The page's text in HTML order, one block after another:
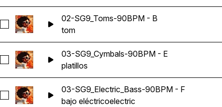
Seleccionar 02-SG9_Toms-90BPM - B
02-SG9_Toms-90BPM - B
tom
Seleccionar 03-SG9_Cymbals-90BPM - E
03-SG9_Cymbals-90BPM - E
platillos
Seleccionar 03-SG9_Electric_Bass-90BPM - F
03-SG9_Electric_Bass-90BPM - F
bajo eléctricoelectric